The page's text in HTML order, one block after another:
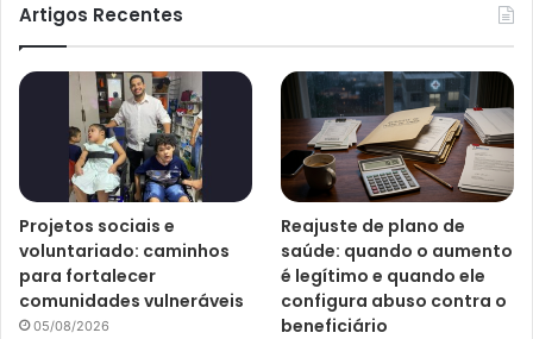
Artigos Recentes
Projetos sociais e
voluntariado: caminhos
para fortalecer
comunidades vulneráveis
05/08/2026
Reajuste de plano de
saúde: quando o aumento
é legítimo e quando ele
configura abuso contra o
beneficiário